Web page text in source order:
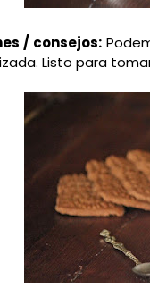
/ consejos:
Listo para